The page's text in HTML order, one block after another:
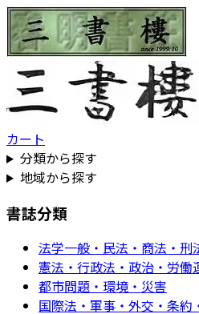
カート
分類から探す
地域から探す
書誌分類
法学一般・民法・商法・刑
憲法・行政法・政治・労働
都市問題・環境・災害
国際法・軍事・外交・条約